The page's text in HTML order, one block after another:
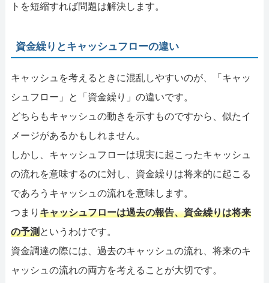
トを短縮すれば問題は解決します。
資金繰りとキャッシュフローの違い
キャッシュを考えるときに混乱しやすいのが、「キャッ
シュフロー」と「資金繰り」の違いです。
どちらもキャッシュの動きを示すものですから、似たイ
メージがあるかもしれません。
しかし、キャッシュフローは現実に起こったキャッシュ
の流れを意味するのに対し、資金繰りは将来的に起こる
であろうキャッシュの流れを意味します。
つまり キャッシュフローは過去の報告、資金繰りは将来
の予測というわけです。
資金調達の際には、過去のキャッシュの流れ、将来のキ
ャッシュの流れの両方を考えることが大切です。